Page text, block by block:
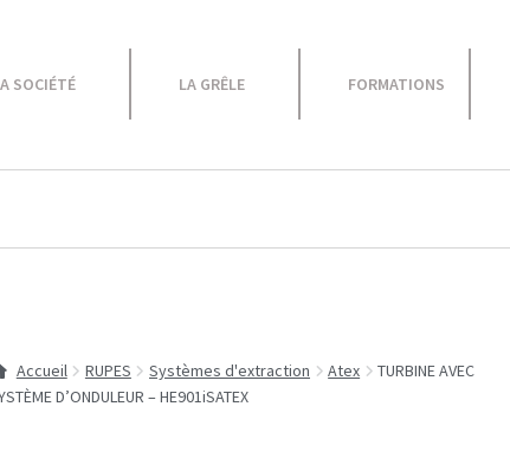
SOCIÉTÉ LA GRÊLE FORMATIONS
Accueil RUPES Systèmes d'extraction Atex
TURBINE AVEC
D’ONDULEUR – HE901iSATEX